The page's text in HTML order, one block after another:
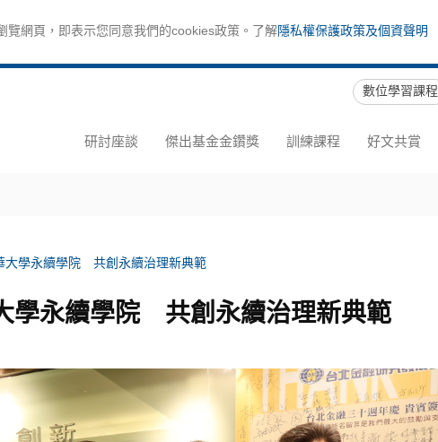
網頁，即表示您同意我們的cookies政策。了解隱私權保護政策及個資聲明
數位學習課程
研討座談 傑出基金金鑽獎 訓練課程 好文共賞
大學永續學院 共創永續治理新典範
學永續學院 共創永續治理新典範